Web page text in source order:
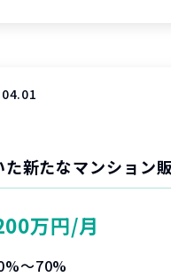
万円/月
〜70%